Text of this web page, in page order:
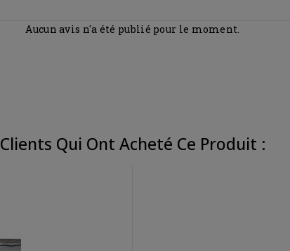
Aucun avis n'a été publié pour le moment.
Clients Qui Ont Acheté Ce Produit :